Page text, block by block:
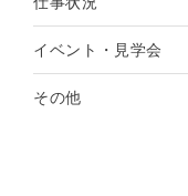
イベント・見学会
その他